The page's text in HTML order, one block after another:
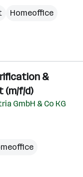
Homeoffice
&
(m/f/d)
GmbH & Co KG